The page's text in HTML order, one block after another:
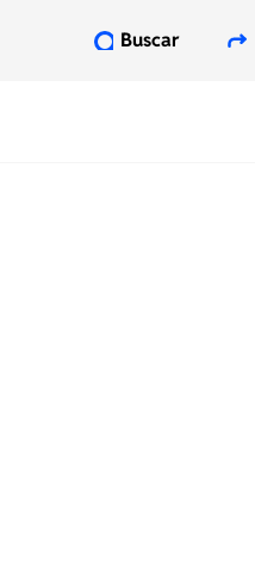
Buscar